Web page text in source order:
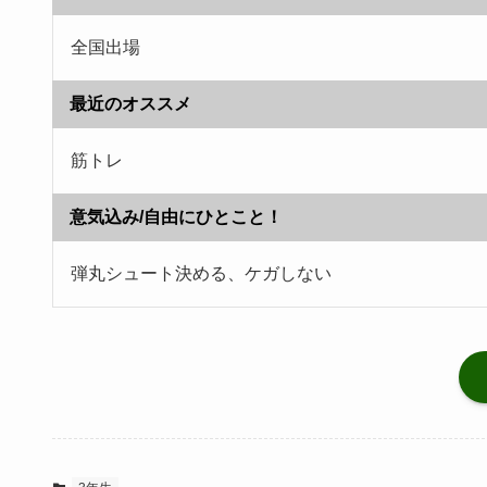
全国出場
最近のオススメ
筋トレ
意気込み/自由にひとこと！
弾丸シュート決める、ケガしない